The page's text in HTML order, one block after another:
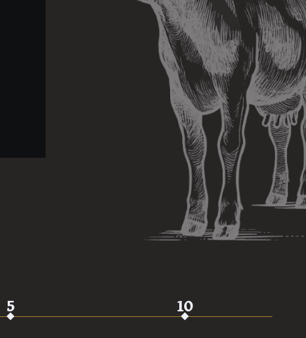
5 10